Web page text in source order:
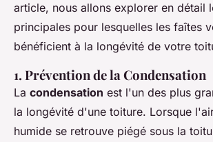
article, nous allons explorer en détail
principales pour lesquelles les faîtes
bénéficient à la longévité de votre
1. Prévention de la Condensation
La condensation est l'un des plus
la longévité d'une toiture. Lorsque
humide se retrouve piégé sous la